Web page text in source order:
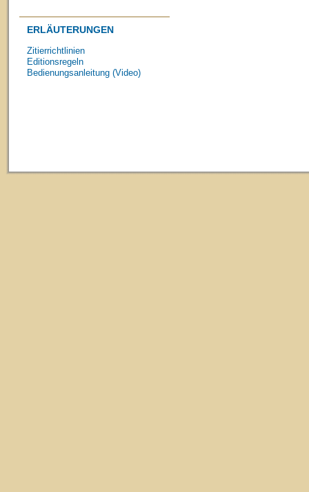
ERLÄUTERUNGEN
Zitierrichtlinien
Editionsregeln
Bedienungsanleitung (Video)